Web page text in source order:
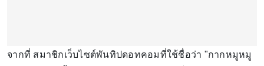
จากที่ สมาชิกเว็บไซต์พันทิปดอทคอมที่ใช้ชื่อว่า "กากหมูหมู